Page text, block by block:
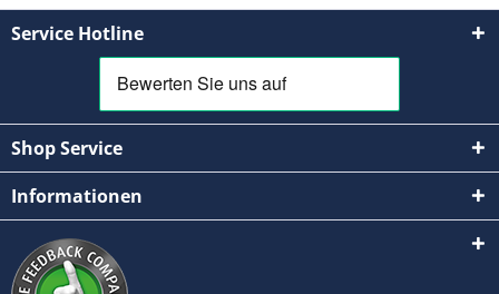
Service Hotline
Shop Service
Informationen